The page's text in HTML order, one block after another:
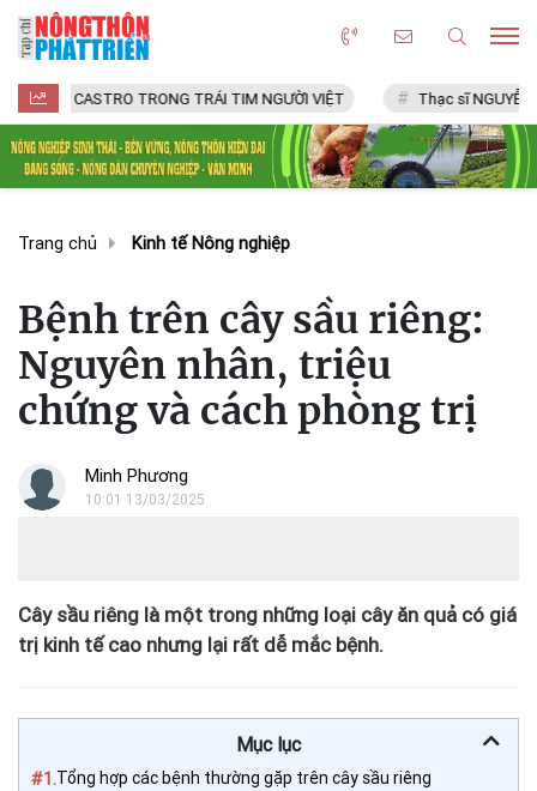
TRONG TRÁI TIM NGƯỜI VIỆT Thạc sĩ NGUYỄN VĂN CHÍ
Trang chủ Kinh tế Nông nghiệp
Bệnh trên cây sầu riêng:
Nguyên nhân, triệu
chứng và cách phòng trị
Minh Phương
10:01 13/03/2025
Cây sầu riêng là một trong những loại cây ăn quả có giá
trị kinh tế cao nhưng lại rất dễ mắc bệnh.
Mục lục
#1.Tổng hợp các bệnh thường gặp trên cây sầu riêng